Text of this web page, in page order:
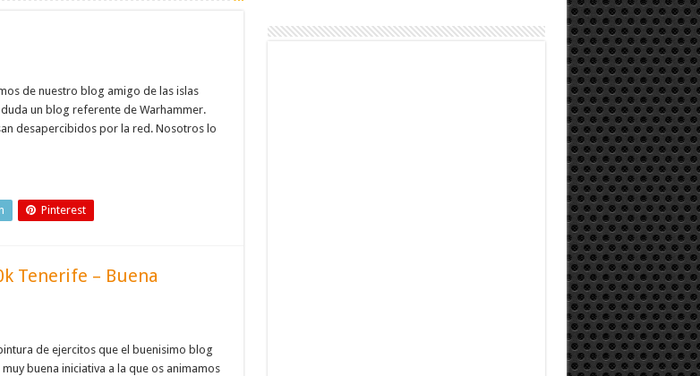
de nuestro blog amigo de las islas
un blog referente de Warhammer.
desapercibidos por la red. Nosotros lo
Pinterest
Tenerife – Buena
de ejercitos que el buenisimo blog
buena iniciativa a la que os animamos